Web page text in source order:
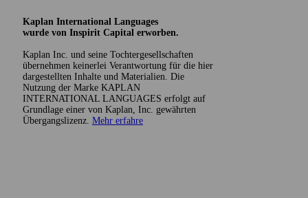
Kaplan International Languages
wurde von Inspirit Capital erworben.
Kaplan Inc. und seine Tochtergesellschaften
übernehmen keinerlei Verantwortung für die hier
dargestellten Inhalte und Materialien. Die
Nutzung der Marke KAPLAN
INTERNATIONAL LANGUAGES erfolgt auf
Grundlage einer von Kaplan, Inc. gewährten
Übergangslizenz. Mehr erfahre